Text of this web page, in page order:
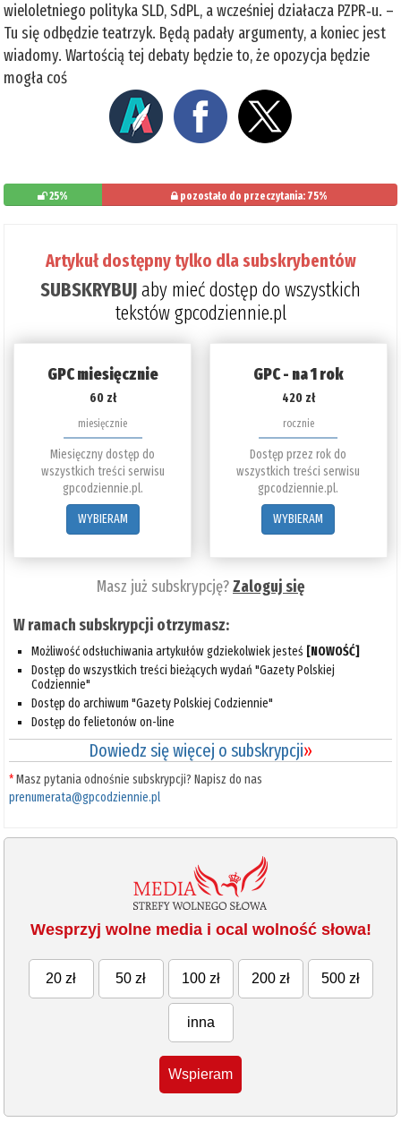
wieloletniego polityka SLD, SdPL, a wcześniej działacza PZPR‑u. –
Tu się odbędzie teatrzyk. Będą padały argumenty, a koniec jest
wiadomy. Wartością tej debaty będzie to, że opozycja będzie
mogła coś
25% pozostało do przeczytania: 75%
Artykuł dostępny tylko dla subskrybentów
SUBSKRYBUJaby mieć dostęp do wszystkich
tekstów gpcodziennie.pl
GPC miesięcznie
60 zł
miesięcznie
Miesięczny dostęp do
wszystkich treści serwisu
gpcodziennie.pl.
WYBIERAM
GPC - na 1 rok
420 zł
rocznie
Dostęp przez rok do
wszystkich treści serwisu
gpcodziennie.pl.
WYBIERAM
Masz już subskrypcję?Zaloguj się
W ramach subskrypcji otrzymasz:
Możliwość odsłuchiwania artykułów gdziekolwiek jesteś [NOWOŚĆ]
Dostęp do wszystkich treści bieżących wydań "Gazety Polskiej
Codziennie"
Dostęp do archiwum "Gazety Polskiej Codziennie"
Dostęp do felietonów on-line
Dowiedz się więcej o subskrypcji»
*Masz pytania odnośnie subskrypcji? Napisz do nas
prenumerata@gpcodziennie.pl
Wesprzyj wolne media i ocal wolność słowa!
20 zł 50 zł 100 zł 200 zł 500 zł
inna
Wspieram